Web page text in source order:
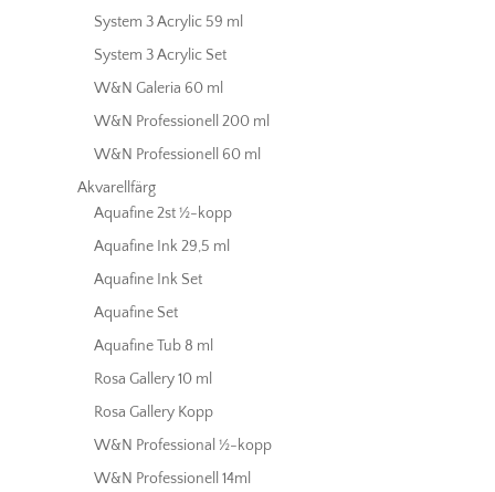
System 3 Acrylic 59 ml
System 3 Acrylic Set
W&N Galeria 60 ml
W&N Professionell 200 ml
W&N Professionell 60 ml
Akvarellfärg
Aquafine 2st ½-kopp
Aquafine Ink 29,5 ml
Aquafine Ink Set
Aquafine Set
Aquafine Tub 8 ml
Rosa Gallery 10 ml
Rosa Gallery Kopp
W&N Professional ½-kopp
W&N Professionell 14ml